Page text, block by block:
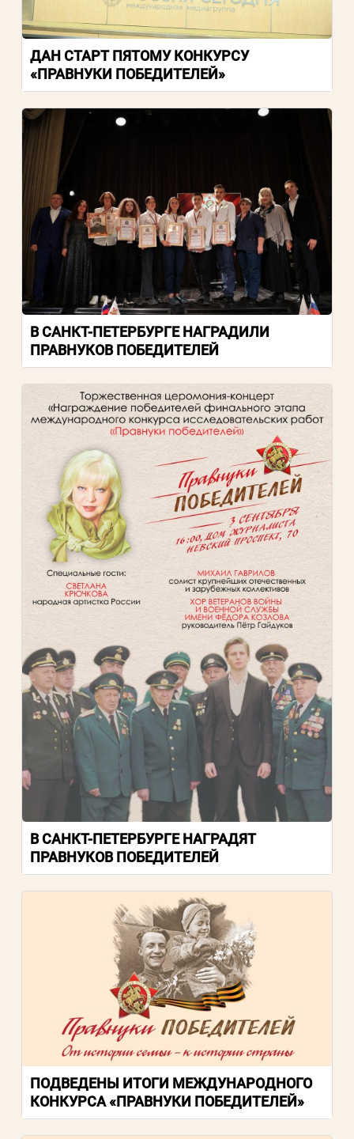
ДАН СТАРТ ПЯТОМУ КОНКУРСУ
«ПРАВНУКИ ПОБЕДИТЕЛЕЙ»
В САНКТ-ПЕТЕРБУРГЕ НАГРАДИЛИ
ПРАВНУКОВ ПОБЕДИТЕЛЕЙ
В САНКТ-ПЕТЕРБУРГЕ НАГРАДЯТ
ПРАВНУКОВ ПОБЕДИТЕЛЕЙ
ПОДВЕДЕНЫ ИТОГИ МЕЖДУНАРОДНОГО
КОНКУРСА «ПРАВНУКИ ПОБЕДИТЕЛЕЙ»